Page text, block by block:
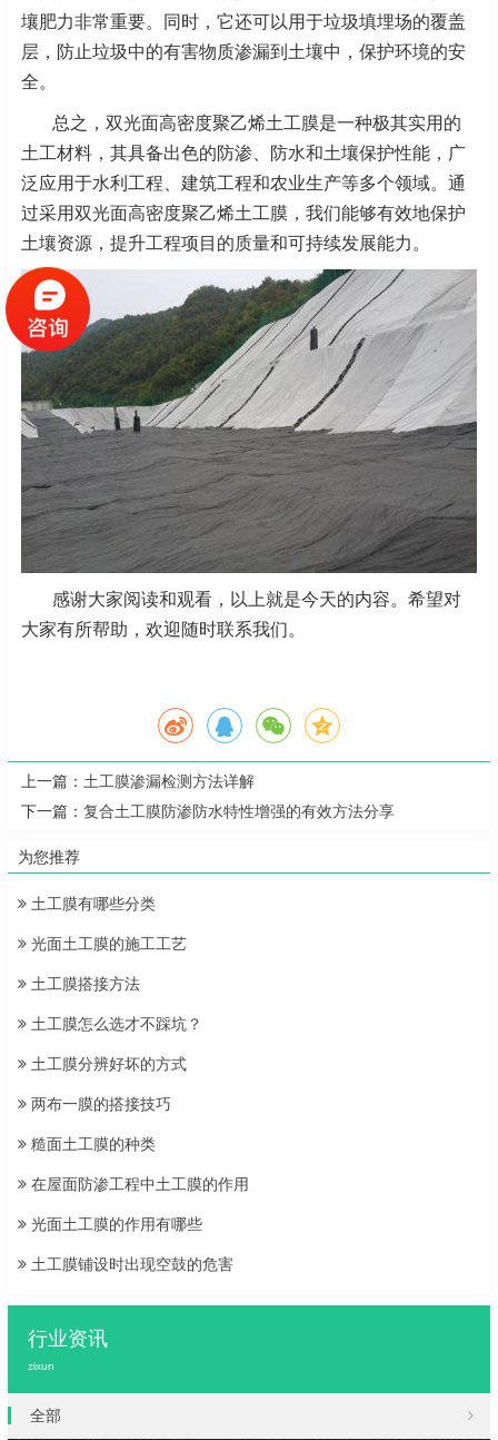
壤肥力非常重要。同时，它还可以用于垃圾填埋场的覆盖
层，防止垃圾中的有害物质渗漏到土壤中，保护环境的安
全。
总之，双光面高密度聚乙烯土工膜是一种极其实用的
土工材料，其具备出色的防渗、防水和土壤保护性能，广
泛应用于水利工程、建筑工程和农业生产等多个领域。通
过采用双光面高密度聚乙烯土工膜，我们能够有效地保护
土壤资源，提升工程项目的质量和可持续发展能力。
感谢大家阅读和观看，以上就是今天的内容。希望对
大家有所帮助，欢迎随时联系我们。
上一篇： 土工膜渗漏检测方法详解
下一篇： 复合土工膜防渗防水特性增强的有效方法分享
为您推荐
土工膜有哪些分类
光面土工膜的施工工艺
土工膜搭接方法
土工膜怎么选才不踩坑？
土工膜分辨好坏的方式
两布一膜的搭接技巧
糙面土工膜的种类
在屋面防渗工程中土工膜的作用
光面土工膜的作用有哪些
土工膜铺设时出现空鼓的危害
行业资讯
zixun
全部